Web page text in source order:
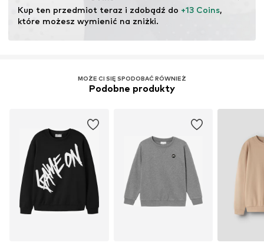
ekosystemów poprzez rolnictwo ekologiczne poprzez
rezygnację z modyfikacji genetycznych oraz ograniczenie
zużycia wody i nawozów chemicznych.
Kup ten przedmiot teraz i zdobądź do +13 Coins,
które możesz wymienić na zniżki.
MOŻE CI SIĘ SPODOBAĆ RÓWNIEŻ
Podobne produkty